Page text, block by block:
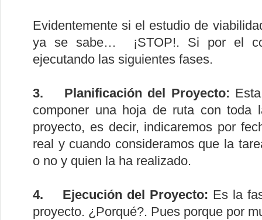
Evidentemente si el estudio de
ya se sabe… ¡STOP!. Si por el
ejecutando las siguientes fases.
3. Planificación del Proyecto:
componer una hoja de ruta con toda
proyecto, es decir, indicaremos por
real y cuando consideramos que la
o no y quien la ha realizado.
4. Ejecución del Proyecto: Es la
proyecto. ¿Porqué?. Pues porque por